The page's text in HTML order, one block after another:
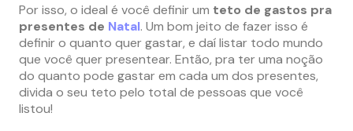
Por isso, o ideal é você definir um teto de gastos pra
presentes de Natal. Um bom jeito de fazer isso é
definir o quanto quer gastar, e daí listar todo mundo
que você quer presentear. Então, pra ter uma noção
do quanto pode gastar em cada um dos presentes,
divida o seu teto pelo total de pessoas que você
listou!